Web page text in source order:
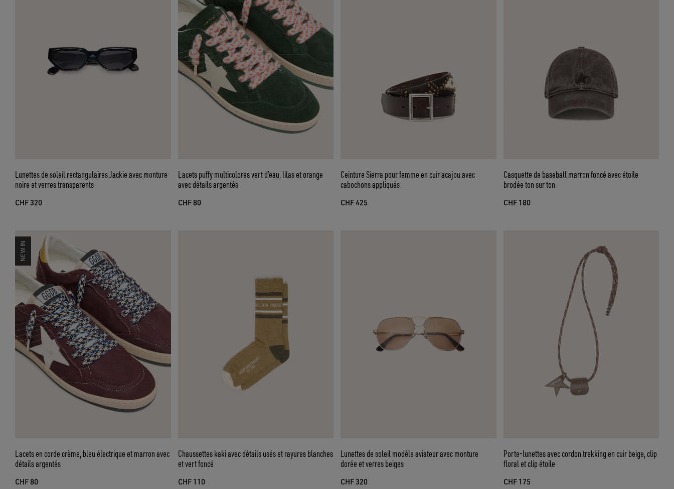
Lunettes de soleil rectangulaires Jackie avec monture
noire et verres transparents
CHF 320
Lacets puffy multicolores vert d’eau, lilas et orange
avec détails argentés
CHF 80
Ceinture Sierra pour femme en cuir acajou avec
cabochons appliqués
CHF 425
Casquette de baseball marron foncé avec étoile
brodée ton sur ton
CHF 180
NEW IN
Lacets en corde crème, bleu électrique et marron avec
détails argentés
CHF 80
Chaussettes kaki avec détails usés et rayures blanches
et vert foncé
CHF 110
Lunettes de soleil modèle aviateur avec monture
dorée et verres beiges
CHF 320
Porte-lunettes avec cordon trekking en cuir beige, clip
floral et clip étoile
CHF 175